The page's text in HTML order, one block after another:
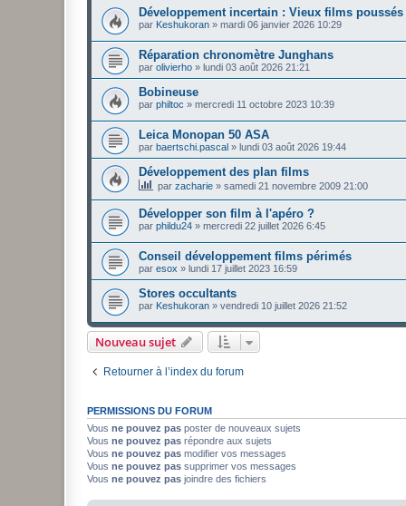
Développement incertain : Vieux films poussés
par Keshukoran » mardi 06 janvier 2026 10:29
Réparation chronomètre Junghans
par olivierho » lundi 03 août 2026 21:21
Bobineuse
par philtoc » mercredi 11 octobre 2023 10:39
Leica Monopan 50 ASA
par baertschi.pascal » lundi 03 août 2026 19:44
Développement des plan films
par zacharie » samedi 21 novembre 2009 21:00
Développer son film à l'apéro ?
par phildu24 » mercredi 22 juillet 2026 6:45
Conseil développement films périmés
par esox » lundi 17 juillet 2023 16:59
Stores occultants
par Keshukoran » vendredi 10 juillet 2026 21:52
Nouveau sujet
Retourner à l’index du forum
PERMISSIONS DU FORUM
Vous ne pouvez pas poster de nouveaux sujets
Vous ne pouvez pas répondre aux sujets
Vous ne pouvez pas modifier vos messages
Vous ne pouvez pas supprimer vos messages
Vous ne pouvez pas joindre des fichiers